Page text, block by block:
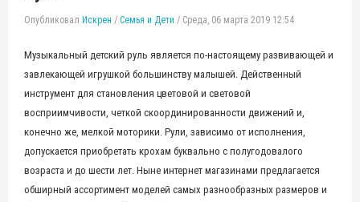
Опубликовал Искрен / Семья и Дети / Среда, 06 марта 2019 12:54
Музыкальный детский руль является по-настоящему развивающей и
завлекающей игрушкой большинству малышей. Действенный
инструмент для становления цветовой и световой
восприимчивости, четкой скоординированности движений и,
конечно же, мелкой моторики. Рули, зависимо от исполнения,
допускается приобретать крохам буквально с полугодовалого
возраста и до шести лет. Ныне интернет магазинами предлагается
обширный ассортимент моделей самых разнообразных размеров и